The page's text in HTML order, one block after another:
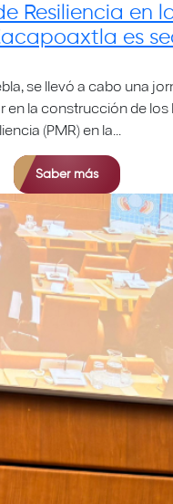
Resiliencia en
es
se llevó a cabo una
en la construcción de los
(PMR) en la...
Saber más